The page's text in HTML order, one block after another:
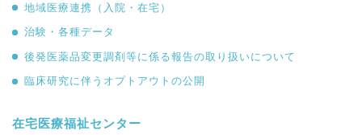
地域医療連携（入院・在宅）
治験・各種データ
後発医薬品変更調剤等に係る報告の取り扱いについて
臨床研究に伴うオプトアウトの公開
在宅医療福祉センター